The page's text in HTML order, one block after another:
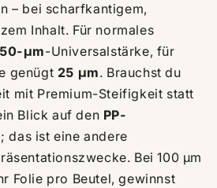
– bei scharfkantigem,
Inhalt. Für normales
50-µm-Universalstärke, für
genügt 25 µm. Brauchst du
mit Premium-Steifigkeit statt
Blick auf den PP-
; das ist eine andere
Bei 100 µm
Folie pro Beutel, gewinnst